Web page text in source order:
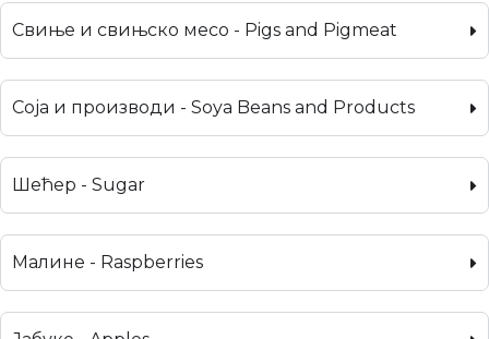
Свиње и свињско месо - Pigs and Pigmeat
Соја и производи - Soya Beans and Products
Шећер - Sugar
Малине - Raspberries